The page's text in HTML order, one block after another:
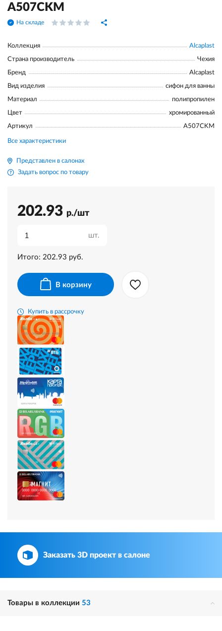
A507CKM
На складе
Коллекция Alcaplast
Страна производитель Чехия
Бренд Alcaplast
Вид изделия сифон для ванны
Материал полипропилен
Цвет хромированный
Артикул A507CKM
Все характеристики
Представлен в салонах
Задать вопрос по товару
202.93 р./шт
шт.
Итого: 202.93 руб.
В корзину
Купить в рассрочку
Заказать 3D проект в салоне
Товары в коллекции 53